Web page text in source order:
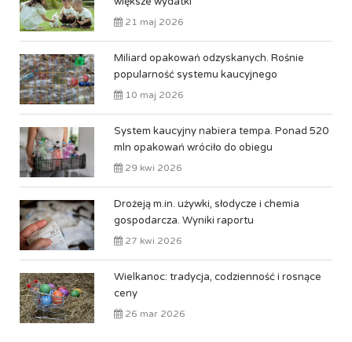
21 maj 2026
Miliard opakowań odzyskanych. Rośnie
popularność systemu kaucyjnego
10 maj 2026
System kaucyjny nabiera tempa. Ponad 520
mln opakowań wróciło do obiegu
29 kwi 2026
Drożeją m.in. używki, słodycze i chemia
gospodarcza. Wyniki raportu
27 kwi 2026
Wielkanoc: tradycja, codzienność i rosnące
ceny
26 mar 2026